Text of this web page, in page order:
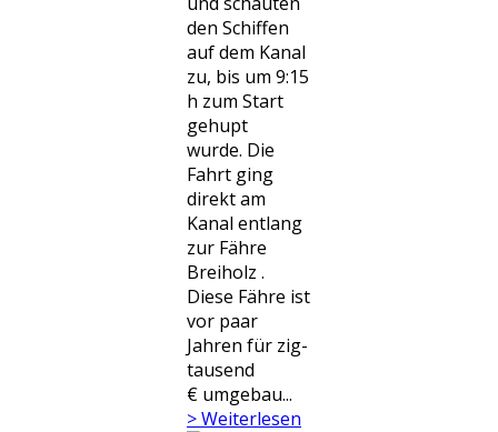
den Schiffen
auf dem Kanal
zu, bis um 9:15
h zum Start
gehupt
wurde. Die
Fahrt ging
direkt am
Kanal entlang
zur Fähre
Breiholz .
Diese Fähre ist
vor paar
Jahren für zig-
tausend
€ umgebau...
> Weiterlesen